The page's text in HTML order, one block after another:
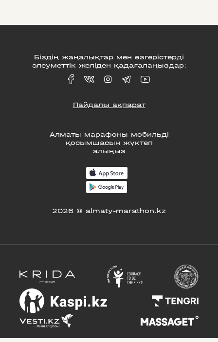
Алматы марафоны мобильді
қосымшасын жүктеп
алыңыз
2026 © almaty-marathon.kz
Біздің жаңалықтар мен өзгерістерді
әлеуметтік желіден қадағалаңыздар:
Пайдалы ақпарат